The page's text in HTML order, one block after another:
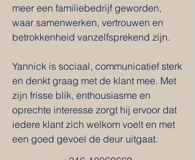
meer een familiebedrijf geworden,
waar samenwerken, vertrouwen en
betrokkenheid vanzelfsprekend zijn.
Yannick is sociaal, communicatief sterk
en denkt graag met de klant mee. Met
zijn frisse blik, enthousiasme en
oprechte interesse zorgt hij ervoor dat
iedere klant zich welkom voelt en met
een goed gevoel de deur uitgaat.